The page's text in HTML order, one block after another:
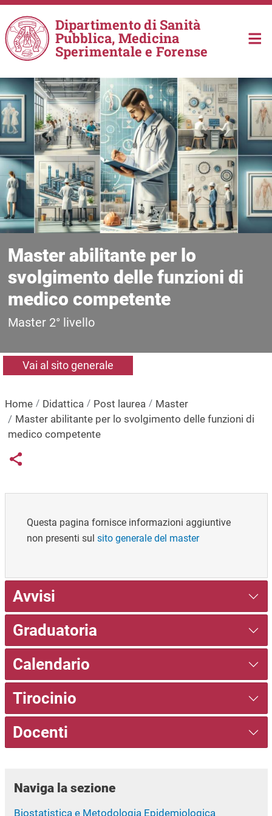
Salta al contenuto principale
Dipartimento di Sanità
Pubblica, Medicina
Sperimentale e Forense
Master abilitante per lo
svolgimento delle funzioni di
medico competente
Master 2° livello
Vai al sito generale
Home Didattica Post laurea
Master
Master abilitante per lo svolgimento delle funzioni di
medico competente
Links condivisione social
Share button
Questa pagina fornisce informazioni aggiuntive
non presenti sul sito generale del master
Avvisi
Graduatoria
Calendario
Tirocinio
Docenti
Naviga la sezione
Biostatistica e Metodologia Epidemiologica